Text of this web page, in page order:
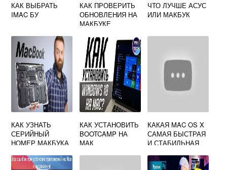
КАК ВЫБРАТЬ
IMAC БУ
КАК ПРОВЕРИТЬ
ОБНОВЛЕНИЯ НА
МАКБУКЕ
ЧТО ЛУЧШЕ АСУС
ИЛИ МАКБУК
КАК УЗНАТЬ
СЕРИЙНЫЙ
НОМЕР МАКБУКА
КАК УСТАНОВИТЬ
BOOTCAMP НА
МАК
КАКАЯ MAC OS X
САМАЯ БЫСТРАЯ
И СТАБИЛЬНАЯ